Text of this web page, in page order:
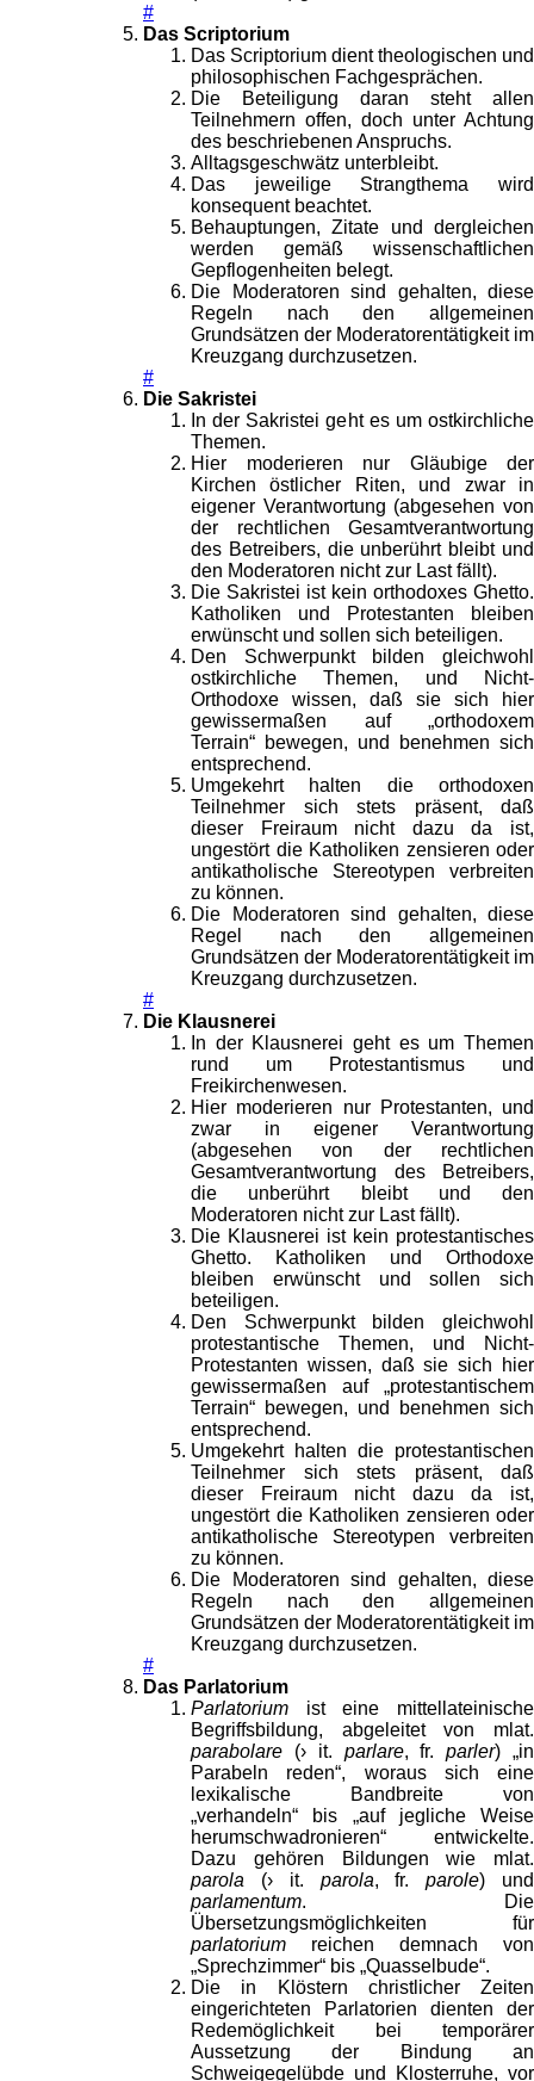
#
Das Scriptorium
Das Scriptorium dient theologischen und
philosophischen Fachgesprächen.
Die Beteiligung daran steht allen
Teilnehmern offen, doch unter Achtung
des beschriebenen Anspruchs.
Alltagsgeschwätz unterbleibt.
Das jeweilige Strangthema wird
konsequent beachtet.
Behauptungen, Zitate und dergleichen
werden gemäß wissenschaftlichen
Gepflogenheiten belegt.
Die Moderatoren sind gehalten, diese
Regeln nach den allgemeinen
Grundsätzen der Moderatorentätigkeit im
Kreuzgang durchzusetzen.
#
Die Sakristei
In der Sakristei geht es um ostkirchliche
Themen.
Hier moderieren nur Gläubige der
Kirchen östlicher Riten, und zwar in
eigener Verantwortung (abgesehen von
der rechtlichen Gesamtverantwortung
des Betreibers, die unberührt bleibt und
den Moderatoren nicht zur Last fällt).
Die Sakristei ist kein orthodoxes Ghetto.
Katholiken und Protestanten bleiben
erwünscht und sollen sich beteiligen.
Den Schwerpunkt bilden gleichwohl
ostkirchliche Themen, und Nicht-
Orthodoxe wissen, daß sie sich hier
gewissermaßen auf „orthodoxem
Terrain“ bewegen, und benehmen sich
entsprechend.
Umgekehrt halten die orthodoxen
Teilnehmer sich stets präsent, daß
dieser Freiraum nicht dazu da ist,
ungestört die Katholiken zensieren oder
antikatholische Stereotypen verbreiten
zu können.
Die Moderatoren sind gehalten, diese
Regel nach den allgemeinen
Grundsätzen der Moderatorentätigkeit im
Kreuzgang durchzusetzen.
#
Die Klausnerei
In der Klausnerei geht es um Themen
rund um Protestantismus und
Freikirchenwesen.
Hier moderieren nur Protestanten, und
zwar in eigener Verantwortung
(abgesehen von der rechtlichen
Gesamtverantwortung des Betreibers,
die unberührt bleibt und den
Moderatoren nicht zur Last fällt).
Die Klausnerei ist kein protestantisches
Ghetto. Katholiken und Orthodoxe
bleiben erwünscht und sollen sich
beteiligen.
Den Schwerpunkt bilden gleichwohl
protestantische Themen, und Nicht-
Protestanten wissen, daß sie sich hier
gewissermaßen auf „protestantischem
Terrain“ bewegen, und benehmen sich
entsprechend.
Umgekehrt halten die protestantischen
Teilnehmer sich stets präsent, daß
dieser Freiraum nicht dazu da ist,
ungestört die Katholiken zensieren oder
antikatholische Stereotypen verbreiten
zu können.
Die Moderatoren sind gehalten, diese
Regeln nach den allgemeinen
Grundsätzen der Moderatorentätigkeit im
Kreuzgang durchzusetzen.
#
Das Parlatorium
Parlatorium ist eine mittellateinische
Begriffsbildung, abgeleitet von mlat.
parabolare (› it. parlare, fr.parler) „in
Parabeln reden“, woraus sich eine
lexikalische Bandbreite von
„verhandeln“ bis „auf jegliche Weise
herumschwadronieren“ entwickelte.
Dazu gehören Bildungen wie mlat.
parola (› it. parola, fr.parole) und
parlamentum. Die
Übersetzungsmöglichkeiten für
parlatorium reichen demnach von
„Sprechzimmer“ bis „Quasselbude“.
Die in Klöstern christlicher Zeiten
eingerichteten Parlatorien dienten der
Redemöglichkeit bei temporärer
Aussetzung der Bindung an
Schweigegelübde und Klosterruhe, vor